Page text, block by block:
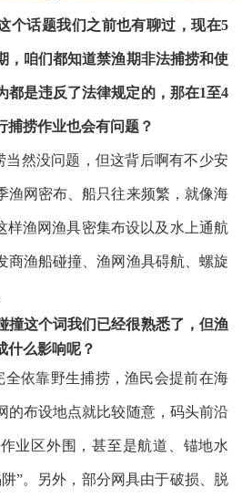
个话题我们之前也有聊过，现在5
， 咱们都知道禁渔期非法捕捞和使
都是违反了法律规定的，那在1至4
捕捞作业也会有问题 ？
当然没问题，但这背后啊有不少安
渔网密布、船只往来频繁，就像海
样渔网渔具密集布设以及水上通航
商渔船碰撞、渔网渔具碍航、螺旋
撞这个词我们已经很熟悉了，但渔
什么影响呢？
全依靠野生捕捞，渔民会提前在海
的布设地点就比较随意，码头前沿
业区外围，甚至是航道、锚地水
阱”。另外，部分网具由于破损、脱